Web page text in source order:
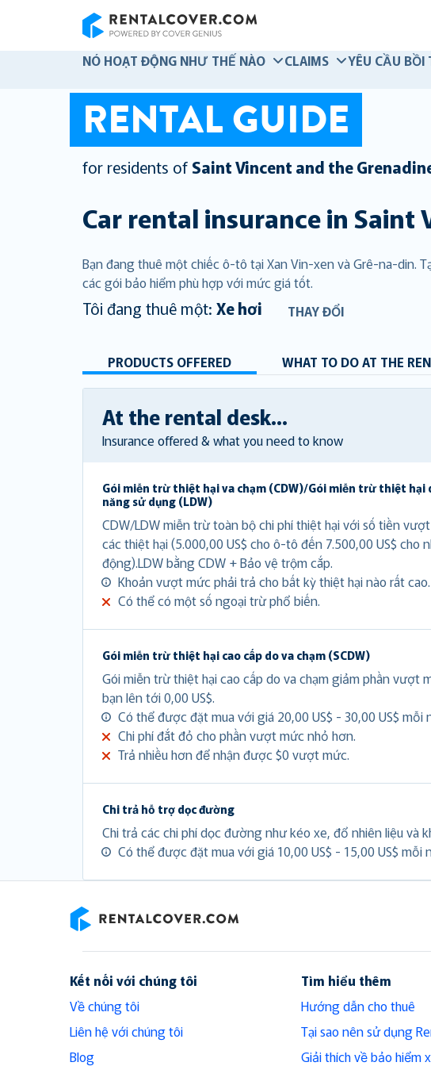
NÓ HOẠT ĐỘNG NHƯ THẾ NÀO
CLAIMS YÊU CẦU BỒI
RENTAL GUIDE
for residents of Saint Vincent and the
Car rental insurance inSaint
Bạn đang thuê một chiếc ô-tô tại Xan Vin-xen và Grê-na-din.
các gói bảo hiểm phù hợp với mức giá tốt.
Tôi đang thuê một: Xe hơi THAY ĐỔI
PRODUCTS OFFERED WHAT TO DO AT THE
At the rental desk...
Insurance offered & what you need to know
Gói miễn trừ thiệt hại va chạm (CDW)/Gói miễn trừ thiệt hại
năng sử dụng (LDW)
CDW/LDW miễn trừ toàn bộ chi phí thiệt hại với số tiền
các thiệt hại (5.000,00 US$ cho ô-tô đến 7.500,00 US$ cho
động).LDW bằng CDW + Bảo vệ trộm cắp.
Khoản vượt mức phải trả cho bất kỳ thiệt hại nào rất cao.
Có thể có một số ngoại trừ phổ biến.
Gói miễn trừ thiệt hại cao cấp do va chạm (SCDW)
Gói miễn trừ thiệt hại cao cấp do va chạm giảm phần vượt
bạn lên tới 0,00 US$.
Có thể được đặt mua với giá 20,00 US$ - 30,00 US$ mỗi
Chi phí đắt đỏ cho phần vượt mức nhỏ hơn.
Trả nhiều hơn để nhận được $0 vượt mức.
Chi trả hỗ trợ dọc đường
Chi trả các chi phí dọc đường như kéo xe, đổ nhiên liệu và
Có thể được đặt mua với giá 10,00 US$ - 15,00 US$ mỗi
Kết nối với chúng tôi
Về chúng tôi
Liên hệ với chúng tôi
Blog
Tìm hiểu thêm
Hướng dẫn cho thuê
Tại sao nên sử dụng
Giải thích về bảo hiểm